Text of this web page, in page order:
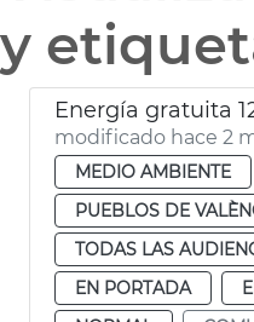
y
modificado hace 2
MEDIO AMBIENTE
PUEBLOS DE
TODAS LAS
EN PORTADA